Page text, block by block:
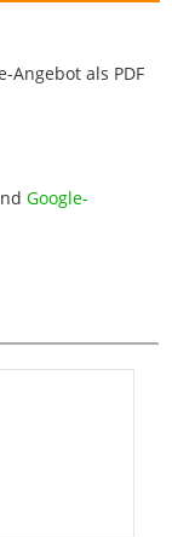
Angebot als PDF
Google-